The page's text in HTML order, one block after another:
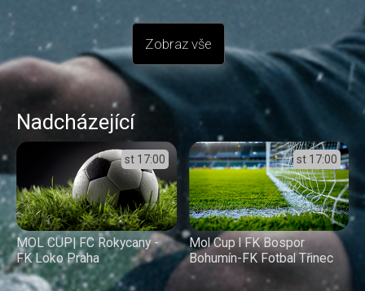
Zobraz vše
Nadcházející
st 17:00
MOL CUP| FC Rokycany -
FK Loko Praha
st 17:00
Mol Cup l FK Bospor
Bohumín-FK Fotbal Třinec